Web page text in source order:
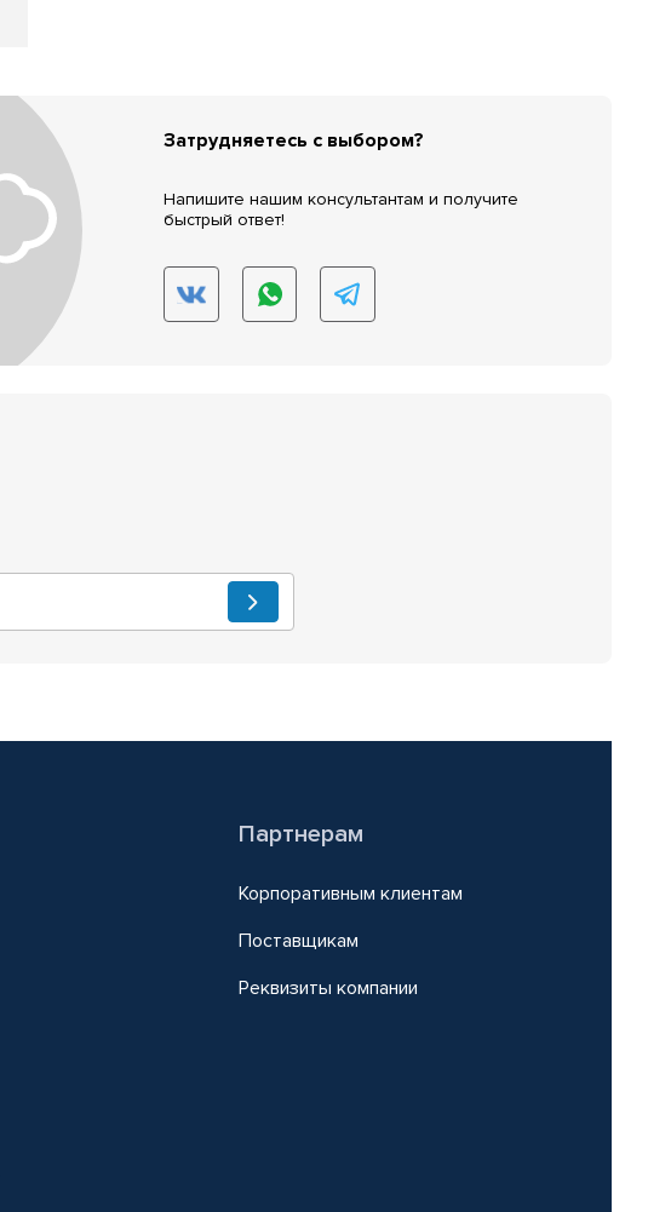
Затрудняетесь с выбором?
Напишите нашим консультантам и получите
быстрый ответ!
Партнерам
Корпоративным клиентам
Поставщикам
Реквизиты компании